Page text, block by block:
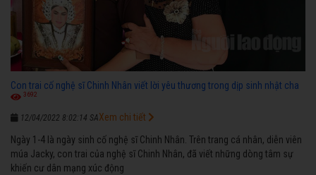
Con trai cố nghệ sĩ Chinh Nhân viết lời yêu thương trong dịp sinh nhật cha
3692
12/04/2022 8:02:14 SA
Ngày 1-4 là ngày sinh cố nghệ sĩ Chinh Nhân. Trên trang cá nhân, diễn viên
múa Jacky, con trai của nghệ sĩ Chinh Nhân, đã viết những dòng tâm sự
khiến cư dân mạng xúc động
Xem chi tiết